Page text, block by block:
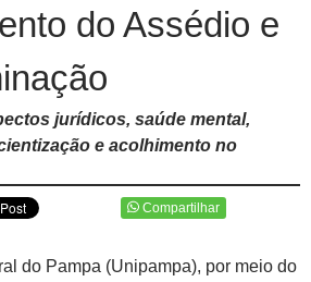
do Assédio e
jurídicos, saúde mental,
e acolhimento no
Compartilhar
do Pampa (Unipampa), por meio do